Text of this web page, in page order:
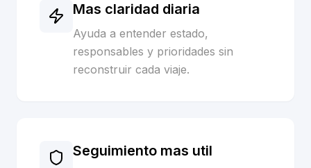
Mas claridad diaria
Ayuda a entender estado,
responsables y prioridades sin
reconstruir cada viaje.
Seguimiento mas util